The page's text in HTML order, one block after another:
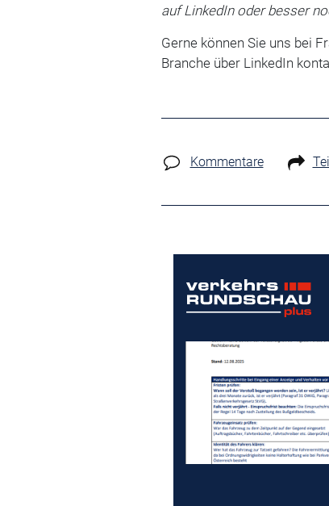
auf LinkedIn oder besser
Gerne können Sie uns bei
Branche über LinkedIn
Kommentare